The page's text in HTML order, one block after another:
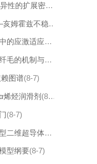
人类转录因子DNA结合特异性的扩展密码本
太阳中普遍存在的开尔文–亥姆霍兹不稳定性驱动等离子体混合
ZFP36L2协调再生与癌症中的应激适应性可塑性
杏仁核星形胶质细胞初级纤毛的机制与应激行为密切相关。
图谱(8-7)
烯烃润滑剂 (8-7)
(8-7)
用于量子电路的空气稳定型二维超导体的封装外延生长
型纲要(8-7)